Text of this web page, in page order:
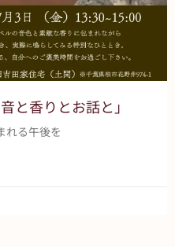
と香りとお話と」
れる午後を